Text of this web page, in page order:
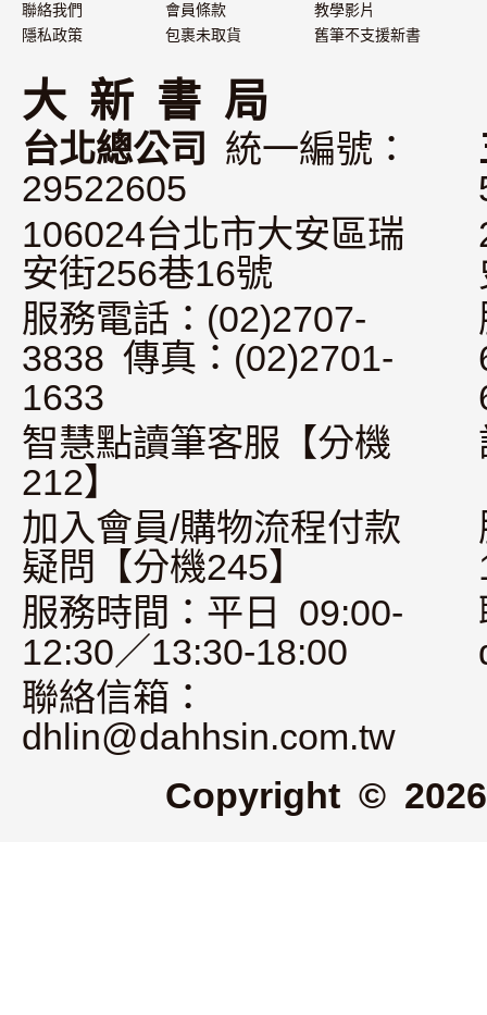
聯絡我們
隱私政策
會員條款
包裹未取貨
教學影片
舊筆不支援新書
大 新 書 局
台北總公司
統一編號：
29522605
106024台北市大安區瑞
安街256巷16號
服務電話：(02)2707-
3838 傳真：(02)2701-
1633
智慧點讀筆客服【分機
212】
加入會員/購物流程付款
疑問【分機245】
服務時間：平日 09:00-
12:30／13:30-18:00
聯絡信箱：
dhlin@dahhsin.com.tw
Copyright ©